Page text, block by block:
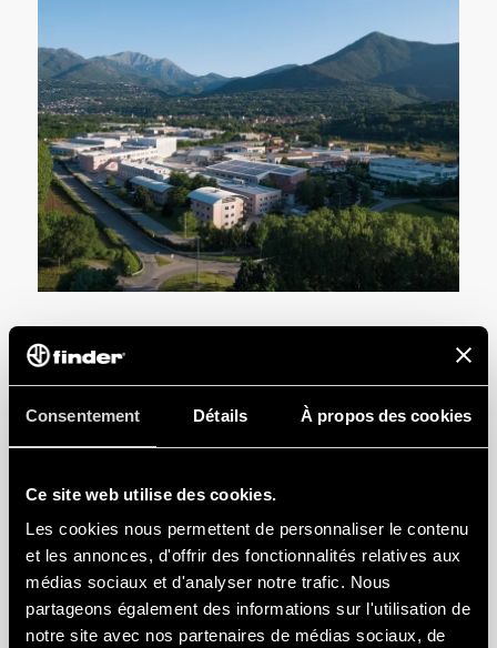
Consentement Détails À propos des cookies
Ce site web utilise des cookies.
Les cookies nous permettent de personnaliser le contenu
et les annonces, d'offrir des fonctionnalités relatives aux
médias sociaux et d'analyser notre trafic. Nous
partageons également des informations sur l'utilisation de
notre site avec nos partenaires de médias sociaux, de
VOUS RECHERCHEZ UN
PRODUIT?
RECHERCHE